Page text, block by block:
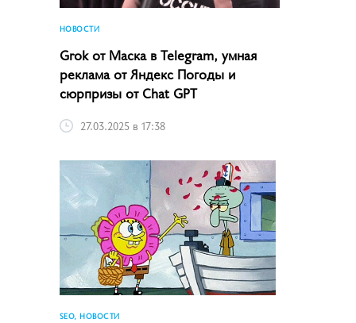
НОВОСТИ
Grok от Маска в Telegram, умная
реклама от Яндекс Погоды и
сюрпризы от Chat GPT
27.03.2025 в 17:38
SEO, НОВОСТИ